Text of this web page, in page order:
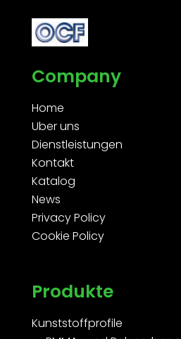
Company
Home
Uber uns
Dienstleistungen
Kontakt
Katalog
News
Privacy Policy
Cookie Policy
Produkte
Kunststoffprofile